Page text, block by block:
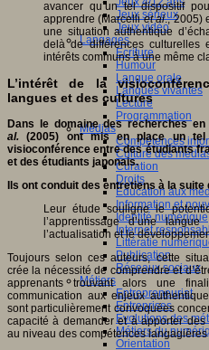
Jeux sérieux
Jeux vidéo
Langages
Ecriture
Humour
Langue orale
Langues vivantes
Lecture
Programmation
Médias
Compétences
Culture des
Curation
Droits
Education aux
Information et
Identité numérique
Internet
Littératie
Publication
Réseaux sociaux
Métiers
Entrepreneuriat
Entreprises
Evolutions des
Métiers du
Orientation
avancer qu’un tel dispositif
apprendre (Marcelliet al., 2005)
une situation authentique
delà de différences culturelles
intérêts communs à une même
L’intérêt de la
langues et des cultures
Dans le domaine des recherches
al. (2005) ont mis en place un tel
visioconférence entre des étudiants
et des étudiants japonais.
Ils ont conduit des entretiens à la
Leur étude souligne le
l’apprentissage d’une
l’actualisation et le
Toujours selon ces auteurs, cette
crée la nécessité de comprendre et
apprenants trouvant alors une
communication aux enjeux
sont particulièrement convoquées
capacité à demander et à apporter
au niveau des compétences langagières